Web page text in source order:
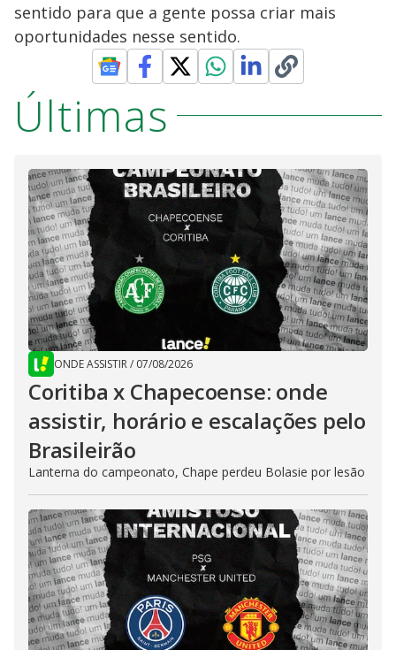
sentido para que a gente possa criar mais
oportunidades nesse sentido.
Últimas
ONDE ASSISTIR/ 07/08/2026
Coritiba x Chapecoense: onde
assistir, horário e escalações pelo
Brasileirão
Lanterna do campeonato, Chape perdeu Bolasie por lesão